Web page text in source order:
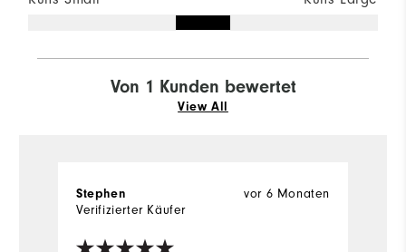
Von 1 Kunden bewertet
View All
vor 6 Monaten
Stephen
Verifizierter Käufer